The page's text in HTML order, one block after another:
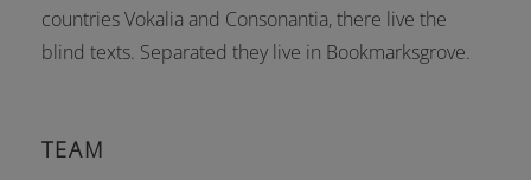
countries Vokalia and Consonantia, there live the
blind texts. Separated they live in Bookmarksgrove.
TEAM